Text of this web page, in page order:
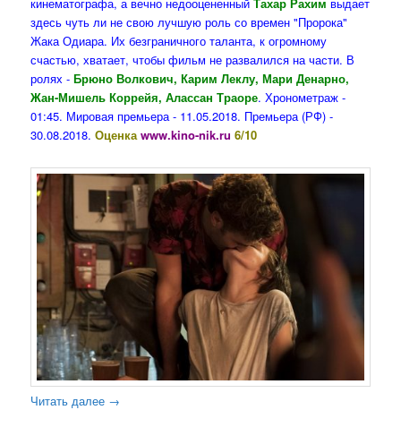
здесь чуть ли не свою лучшую роль со времен "Пророка"
Жака Одиара. Их безграничного таланта, к огромному
счастью, хватает, чтобы фильм не развалился на части. В
ролях -Брюно Волкович, Карим Леклу, Мари Денарно,
Жан-Мишель Коррейя, Алассан Траоре. Хронометраж -
01:45. Мировая премьера - 11.05.2018. Премьера (РФ) -
30.08.2018.Оценкаwww.kino-nik.ru 6/10
Читать далее →